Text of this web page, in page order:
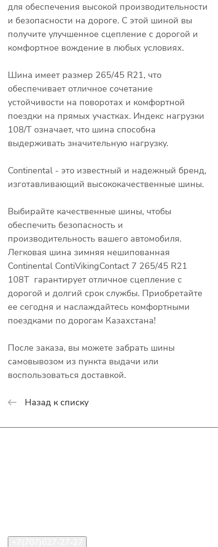
для обеспечения высокой производительности
и безопасности на дороге. С этой шиной вы
получите улучшенное сцепление с дорогой и
комфортное вождение в любых условиях.
Шина имеет размер 265/45 R21, что
обеспечивает отличное сочетание
устойчивости на поворотах и комфортной
поездки на прямых участках. Индекс нагрузки
108/T означает, что шина способна
выдерживать значительную нагрузку.
Continental - это известный и надежный бренд,
изготавливающий высококачественные шины.
Выбирайте качественные шины, чтобы
обеспечить безопасность и
производительность вашего автомобиля.
Легковая шина зимняя нешипованная
Continental ContiVikingContact 7 265/45 R21
108T гарантирует отличное сцепление с
дорогой и долгий срок службы. Приобретайте
ее сегодня и наслаждайтесь комфортными
поездками по дорогам Казахстана!
После заказа, вы можете забрать шины
самовывозом из пункта выдачи или
воспользоваться доставкой.
Назад к списку